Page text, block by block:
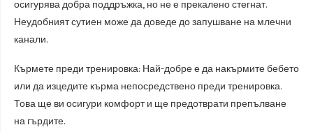
осигурява добра поддръжка, но не е прекалено стегнат.
Неудобният сутиен може да доведе до запушване на млечни
канали.
Кърмете преди тренировка: Най-добре е да накърмите бебето
или да изцедите кърма непосредствено преди тренировка.
Това ще ви осигури комфорт и ще предотврати препълване
на гърдите.